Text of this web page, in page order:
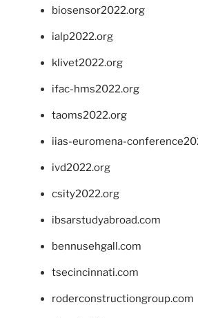
biosensor2022.org
ialp2022.org
klivet2022.org
ifac-hms2022.org
taoms2022.org
iias-euromena-
ivd2022.org
csity2022.org
ibsarstudyabroad.com
bennusehgall.com
tsecincinnati.com
roderconstructiongroup.com